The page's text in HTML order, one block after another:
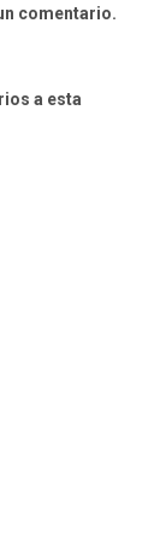
comentario.
a esta